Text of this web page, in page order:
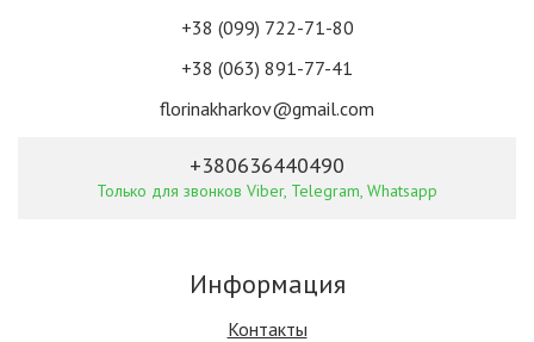
+38 (099) 722-71-80
+38 (063) 891-77-41
florinakharkov@gmail.com
+380636440490
Только для звонков Viber, Telegram, Whatsapp
Информация
Контакты